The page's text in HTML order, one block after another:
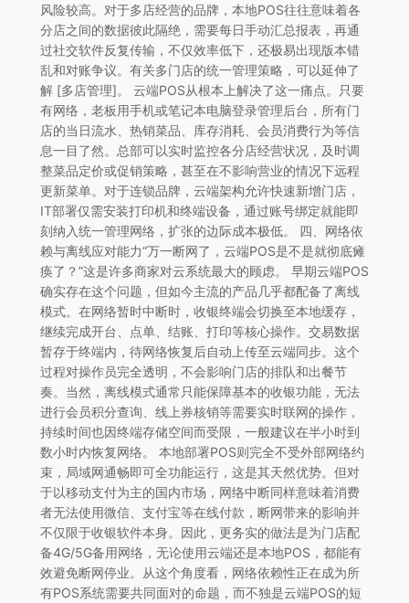
风险较高。对于多店经营的品牌，本地POS往往意味着各
分店之间的数据彼此隔绝，需要每日手动汇总报表，再通
过社交软件反复传输，不仅效率低下，还极易出现版本错
乱和对账争议。有关多门店的统一管理策略，可以延伸了
解 [多店管理]。 云端POS从根本上解决了这一痛点。只要
有网络，老板用手机或笔记本电脑登录管理后台，所有门
店的当日流水、热销菜品、库存消耗、会员消费行为等信
息一目了然。总部可以实时监控各分店经营状况，及时调
整菜品定价或促销策略，甚至在不影响营业的情况下远程
更新菜单。对于连锁品牌，云端架构允许快速新增门店，
IT部署仅需安装打印机和终端设备，通过账号绑定就能即
刻纳入统一管理网络，扩张的边际成本极低。 四、网络依
赖与离线应对能力“万一断网了，云端POS是不是就彻底瘫
痪了？”这是许多商家对云系统最大的顾虑。 早期云端POS
确实存在这个问题，但如今主流的产品几乎都配备了离线
模式。在网络暂时中断时，收银终端会切换至本地缓存，
继续完成开台、点单、结账、打印等核心操作。交易数据
暂存于终端内，待网络恢复后自动上传至云端同步。这个
过程对操作员完全透明，不会影响门店的排队和出餐节
奏。当然，离线模式通常只能保障基本的收银功能，无法
进行会员积分查询、线上券核销等需要实时联网的操作，
持续时间也因终端存储空间而受限，一般建议在半小时到
数小时内恢复网络。 本地部署POS则完全不受外部网络约
束，局域网通畅即可全功能运行，这是其天然优势。但对
于以移动支付为主的国内市场，网络中断同样意味着消费
者无法使用微信、支付宝等在线付款，断网带来的影响并
不仅限于收银软件本身。因此，更务实的做法是为门店配
备4G/5G备用网络，无论使用云端还是本地POS，都能有
效避免断网停业。从这个角度看，网络依赖性正在成为所
有POS系统需要共同面对的命题，而不独是云端POS的短